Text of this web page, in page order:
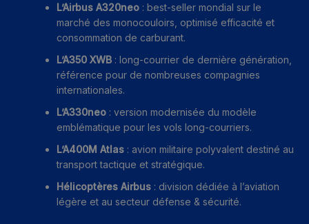
L’Airbus A320neo : best-seller mondial sur le
marché des monocouloirs, optimisé efficacité et
consommation de carburant.
L’A350 XWB : long-courrier de dernière génération,
référence pour de nombreuses compagnies
internationales.
L’A330neo : version modernisée du modèle
emblématique pour les vols long-courriers.
L’A400M Atlas : avion militaire polyvalent destiné au
transport tactique et stratégique.
Hélicoptères Airbus : division dédiée à l’aviation
légère et au secteur défense & sécurité.